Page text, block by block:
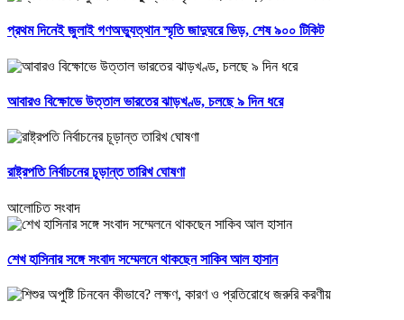
প্রথম দিনেই জুলাই গণঅভ্যুত্থান স্মৃতি জাদুঘরে ভিড়, শেষ ৯০০ টিকিট
আবারও বিক্ষোভে উত্তাল ভারতের ঝাড়খণ্ড, চলছে ৯ দিন ধরে
রাষ্ট্রপতি নির্বাচনের চূড়ান্ত তারিখ ঘোষণা
আলোচিত সংবাদ
শেখ হাসিনার সঙ্গে সংবাদ সম্মেলনে থাকছেন সাকিব আল হাসান